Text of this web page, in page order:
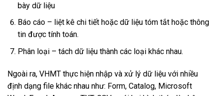
bày dữ liệu
Báo cáo – liệt kê chi tiết hoặc dữ liệu tóm tắt hoặc thông
tin được tính toán.
Phân loại – tách dữ liệu thành các loại khác nhau.
Ngoài ra, VHMT thực hiện nhập và xử lý dữ liệu với nhiều
định dạng file khác nhau như: Form, Catalog, Microsoft